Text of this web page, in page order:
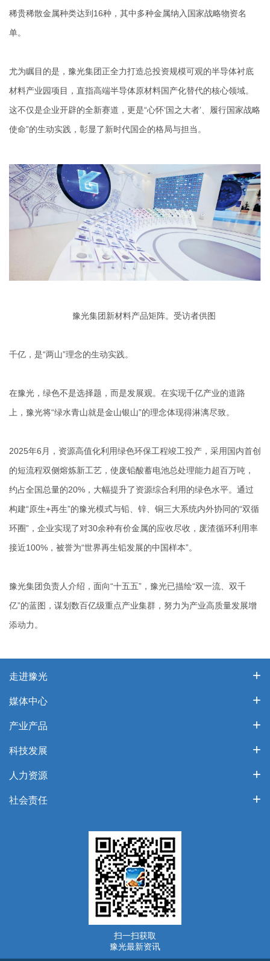
稀贵稀散金属种类达到16种，其中多种金属纳入国家战略物资名
单。
尤为瞩目的是，豫光集团正全力打造总投资规模可观的半导体衬底
材料产业园项目，直指高端半导体原材料国产化替代的核心领域。
这不仅是企业开辟的全新赛道，更是“心怀‘国之大者’、履行国家战略
使命”的生动实践，彰显了新时代国企的格局与担当。
豫光集团新材料产品矩阵。受访者供图
千亿，是“两山”理念的生动实践。
在豫光，绿色不是选择题，而是发展观。在实现千亿产业的道路
上，豫光将“绿水青山就是金山银山”的理念体现得淋漓尽致。
2025年6月，资源高值化利用绿色环保工程竣工投产，采用国内首创
的短流程双侧熔炼新工艺，使废铅酸蓄电池总处理能力超百万吨，
约占全国总量的20%，大幅提升了资源综合利用的绿色水平。通过
构建“原生+再生”的豫光模式与铅、锌、铜三大系统内外协同的“双循
环圈”，企业实现了对30余种有价金属的应收尽收，废渣循环利用率
接近100%，被誉为“世界再生铅发展的中国样本”。
豫光集团负责人介绍，面向“十五五”，豫光已描绘“双一流、双千
亿”的蓝图，谋划数百亿级重点产业集群，努力为产业高质量发展增
添动力。
走进豫光
媒体中心
产业产品
科技发展
人力资源
社会责任
扫一扫获取
豫光最新资讯